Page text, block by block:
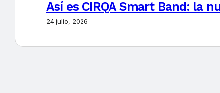
Así es CIRQA Smart Band: la
24 julio, 2026